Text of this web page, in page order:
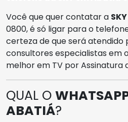
Você que quer contatar a
0800, é só ligar para o
certeza de que será atendido
consultores especialistas em
melhor em TV por Assinatura
QUAL O
ABATIÁ?